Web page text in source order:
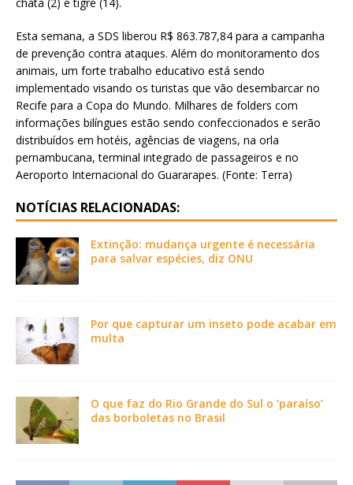
Esta semana, a SDS liberou R$ 863.787,84 para a campanha
de prevenção contra ataques. Além do monitoramento dos
animais, um forte trabalho educativo está sendo
implementado visando os turistas que vão desembarcar no
Recife para a Copa do Mundo. Milhares de folders com
informações bilíngues estão sendo confeccionados e serão
distribuídos em hotéis, agências de viagens, na orla
pernambucana, terminal integrado de passageiros e no
Aeroporto Internacional do Guararapes. (Fonte: Terra)
NOTÍCIAS RELACIONADAS:
Extinção: mudança urgente é necessária
para salvar espécies, diz ONU
Por que capturar um inseto pode acabar em
multa
O que faz do Rio Grande do Sul o ‘paraíso’
das borboletas no Brasil